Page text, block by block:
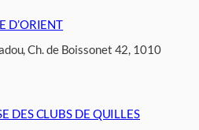
D’ORIENT
Ch. de Boissonet 42, 1010
DES CLUBS DE QUILLES